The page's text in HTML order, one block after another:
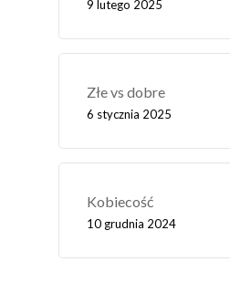
9 lutego 2025
Złe vs dobre
6 stycznia 2025
Kobiecość
10 grudnia 2024